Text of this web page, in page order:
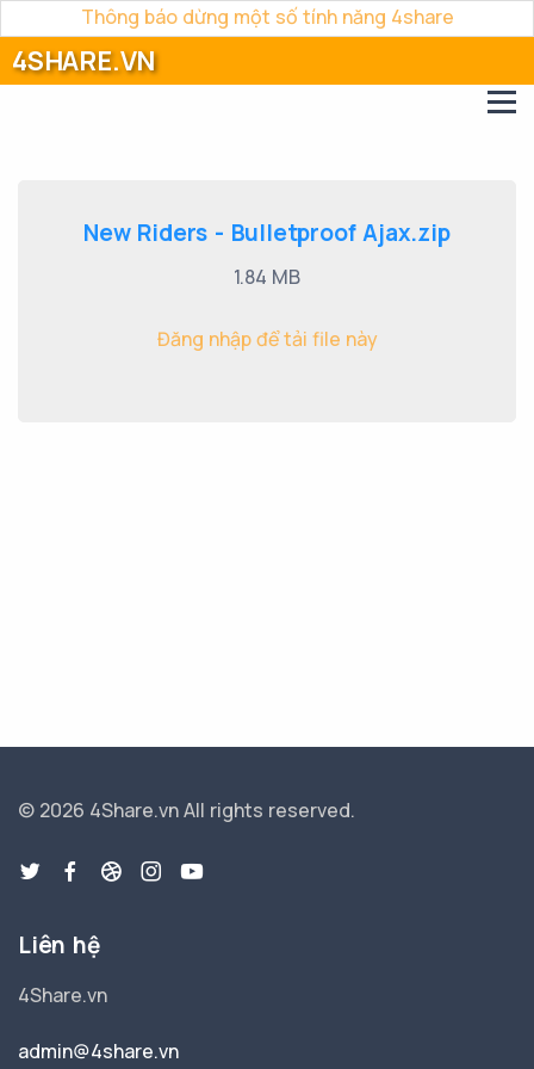
Thông báo dừng một số tính năng 4share
4SHARE.VN
New Riders - Bulletproof Ajax.zip
1.84 MB
Đăng nhập để tải file này
© 2026 4Share.vnAll rights reserved.
Liên hệ
4Share.vn
admin@4share.vn